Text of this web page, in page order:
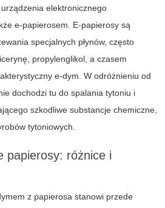
urządzenia elektronicznego
e-papierosem. E-papierosy są
specjalnych płynów, często
propylenglikol, a czasem
e-dym. W odróżnieniu od
dochodzi tu do spalania tytoniu i
szkodliwe substancje chemiczne,
tytoniowych.
papierosy: różnice i
z papierosa stanowi przede